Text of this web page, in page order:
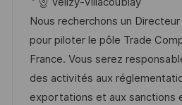
c
a
c
i
ó
c
h
a
d
e
d
e
e
m
p
Nous recherchons un
pour piloter le pôle Trade
France. Vous serez
des activités aux
exportations et aux sanctions